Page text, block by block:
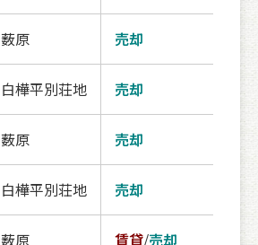
薮原 売却
白樺平別荘地 売却
薮原 売却
白樺平別荘地 売却
薮原 賃貸/売却